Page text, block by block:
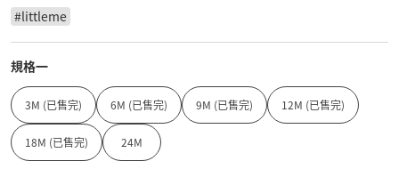
#littleme
規格一
3M (已售完) 6M (已售完) 9M (已售完) 12M (已售完)
18M (已售完) 24M